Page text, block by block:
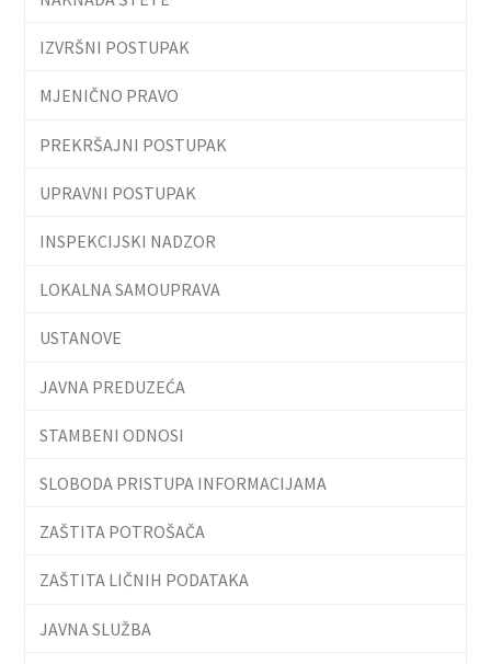
IZVRŠNI POSTUPAK
MJENIČNO PRAVO
PREKRŠAJNI POSTUPAK
UPRAVNI POSTUPAK
INSPEKCIJSKI NADZOR
LOKALNA SAMOUPRAVA
USTANOVE
JAVNA PREDUZEĆA
STAMBENI ODNOSI
SLOBODA PRISTUPA INFORMACIJAMA
ZAŠTITA POTROŠAČA
ZAŠTITA LIČNIH PODATAKA
JAVNA SLUŽBA